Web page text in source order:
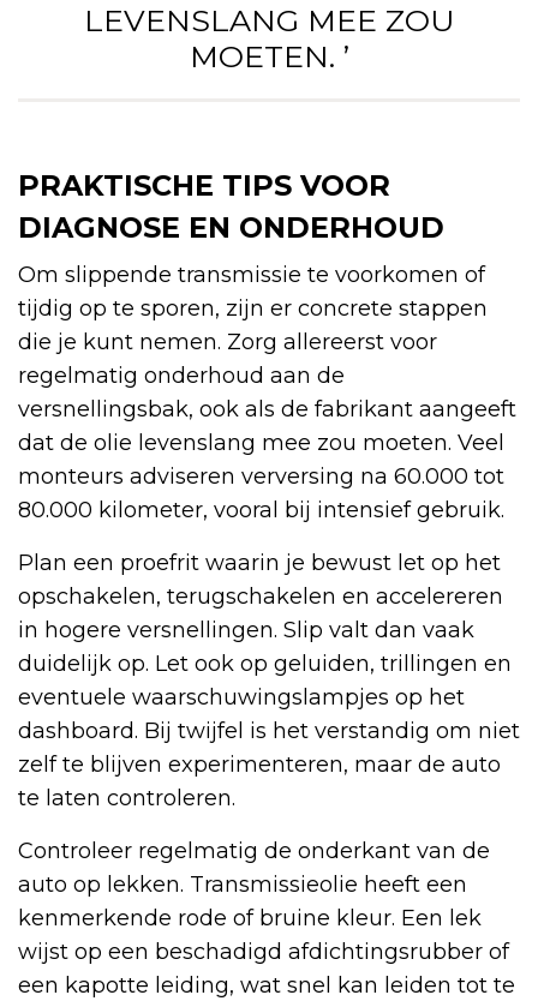
LEVENSLANG MEE ZOU
MOETEN. ’
PRAKTISCHE TIPS VOOR
DIAGNOSE EN ONDERHOUD
Om slippende transmissie te voorkomen of
tijdig op te sporen, zijn er concrete stappen
die je kunt nemen. Zorg allereerst voor
regelmatig onderhoud aan de
versnellingsbak, ook als de fabrikant aangeeft
dat de olie levenslang mee zou moeten. Veel
monteurs adviseren verversing na 60.000 tot
80.000 kilometer, vooral bij intensief gebruik.
Plan een proefrit waarin je bewust let op het
opschakelen, terugschakelen en accelereren
in hogere versnellingen. Slip valt dan vaak
duidelijk op. Let ook op geluiden, trillingen en
eventuele waarschuwingslampjes op het
dashboard. Bij twijfel is het verstandig om niet
zelf te blijven experimenteren, maar de auto
te laten controleren.
Controleer regelmatig de onderkant van de
auto op lekken. Transmissieolie heeft een
kenmerkende rode of bruine kleur. Een lek
wijst op een beschadigd afdichtingsrubber of
een kapotte leiding, wat snel kan leiden tot te